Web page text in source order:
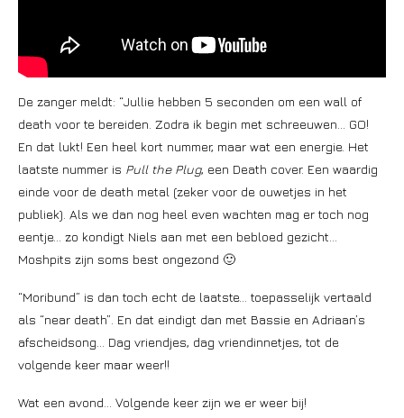
De zanger meldt: “Jullie hebben 5 seconden om een wall of
death voor te bereiden. Zodra ik begin met schreeuwen… GO!
En dat lukt! Een heel kort nummer, maar wat een energie. Het
laatste nummer is Pull the Plug, een Death cover. Een waardig
einde voor de death metal (zeker voor de ouwetjes in het
publiek). Als we dan nog heel even wachten mag er toch nog
eentje… zo kondigt Niels aan met een bebloed gezicht…
Moshpits zijn soms best ongezond 🙂
“Moribund” is dan toch echt de laatste… toepasselijk vertaald
als “near death”. En dat eindigt dan met Bassie en Adriaan’s
afscheidsong… Dag vriendjes, dag vriendinnetjes, tot de
volgende keer maar weer!!
Wat een avond… Volgende keer zijn we er weer bij!